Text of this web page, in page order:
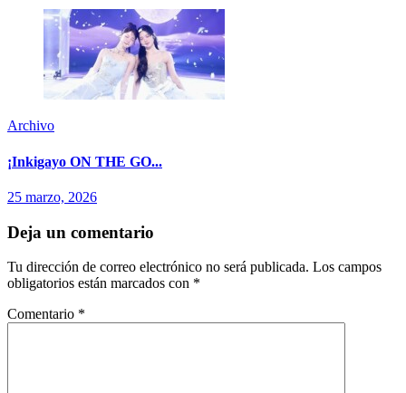
Archivo
¡Inkigayo ON THE GO...
25 marzo, 2026
Deja un comentario
Tu dirección de correo electrónico no será publicada. Los campos
obligatorios están marcados con *
Comentario *